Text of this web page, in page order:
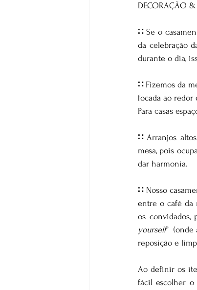
DECORAÇÃO
∷ Se o
da celebração
durante o dia,
∷ Fizemos da
focada ao redor
Para casas
∷ Arranjos
mesa, pois
dar harmonia.
∷ Nosso
entre o café da
os convidados,
yourself”
reposição e
Ao definir os
fácil escolher o